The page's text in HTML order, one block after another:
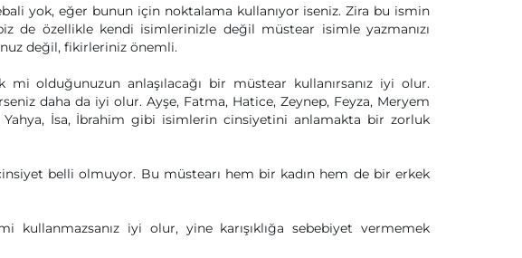
yok, eğer bunun için noktalama kullanıyor iseniz. Zira bu ismin
de özellikle kendi isimlerinizle değil müstear isimle yazmanızı
değil, fikirleriniz önemli.
mi olduğunuzun anlaşılacağı bir müstear kullanırsanız iyi olur.
daha da iyi olur. Ayşe, Fatma, Hatice, Zeynep, Feyza, Meryem
İsa, İbrahim gibi isimlerin cinsiyetini anlamakta bir zorluk
belli olmuyor. Bu müstearı hem bir kadın hem de bir erkek
kullanmazsanız iyi olur, yine karışıklığa sebebiyet vermemek